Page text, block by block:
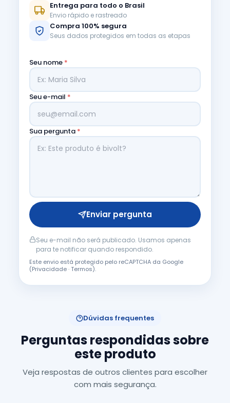
Entrega para todo o Brasil
Envio rápido e rastreado
Compra 100% segura
Seus dados protegidos em todas as etapas
Seu nome *
Seu e-mail *
Sua pergunta *
Enviar pergunta
Seu e-mail não será publicado. Usamos apenas
para te notificar quando respondido.
Este envio está protegido pelo reCAPTCHA da Google
(Privacidade·Termos).
Dúvidas frequentes
Perguntas respondidas sobre
este produto
Veja respostas de outros clientes para escolher
com mais segurança.